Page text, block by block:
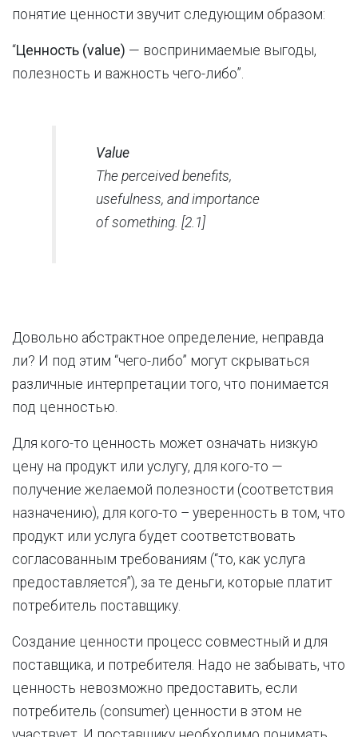
понятие ценности звучит следующим образом:
“Ценность (value) — воспринимаемые выгоды,
полезность и важность чего-либо”.
Value
The perceived benefits,
usefulness, and importance
of something. [2.1]
Довольно абстрактное определение, неправда
ли? И под этим “чего-либо” могут скрываться
различные интерпретации того, что понимается
под ценностью.
Для кого-то ценность может означать низкую
цену на продукт или услугу, для кого-то —
получение желаемой полезности (соответствия
назначению), для кого-то – уверенность в том, что
продукт или услуга будет соответствовать
согласованным требованиям (“то, как услуга
предоставляется”), за те деньги, которые платит
потребитель поставщику.
Создание ценности процесс совместный и для
поставщика, и потребителя. Надо не забывать, что
ценность невозможно предоставить, если
потребитель (consumer) ценности в этом не